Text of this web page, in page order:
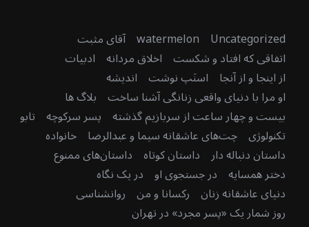
Uncategorized
watermelon آقای مثبت
اتفاقی که افتاد و شکست اخلاق مردانه ادبیات
از اینجا و از آنجا اسنَپ نوشت اندیشه
او مرا با دنیای واقعی زنانگی آشنا ساخت بلاگ ها
بیست و چهار ساعت از سربازیم گذشته پسر سرکوچه تابو
تکنولوژی چت‌های عاشقانه سیما و عبدالرضا خانواده
داستان دنباله دار داستان کوتاه داستان‌های ممنوع
دختر همسایه در جستجوی او در یک نگاه
دنیای عاشقانه زنان رکسانا و من روانشناسی
روز شمار یک «پسر مجرد» در تهران